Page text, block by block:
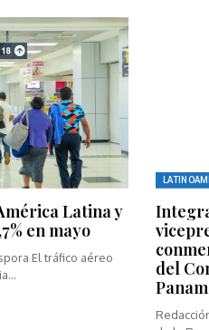
Latina y
en mayo
El tráfico aéreo
del